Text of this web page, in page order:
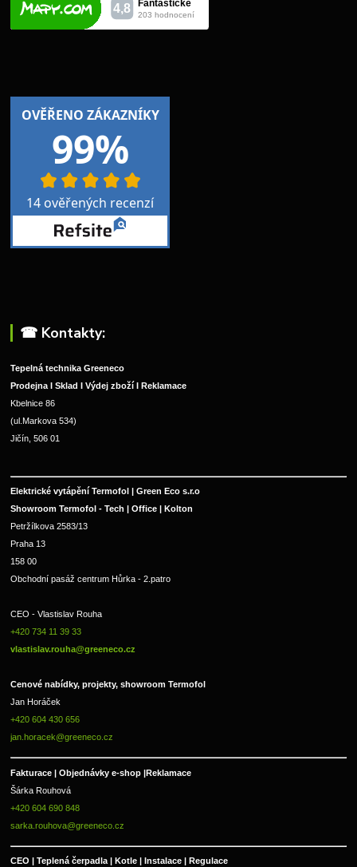
☎︎ Kontakty:
Tepelná technika Greeneco
Prodejna I Sklad I Výdej zboží I Reklamace
Kbelnice 86
(ul.Markova 534)
Jičín, 506 01
Elektrické vytápění Termofol | Green Eco s.r.o
Showroom Termofol - Tech | Office | Kolton
Petržílkova 2583/13
Praha 13
158 00
Obchodní pasáž centrum Hůrka - 2.patro
CEO - Vlastislav Rouha
+420 734 11 39 33
vlastislav.rouha@greeneco.cz
Cenové nabídky, projekty, showroom Termofol
Jan Horáček
+420 604 430 656
jan.horacek@greeneco.cz
Fakturace | Objednávky e-shop |Reklamace
Šárka Rouhová
+420 604 690 848
sarka.rouhova@greeneco.cz
CEO | Teplená čerpadla | Kotle | Instalace | Regulace